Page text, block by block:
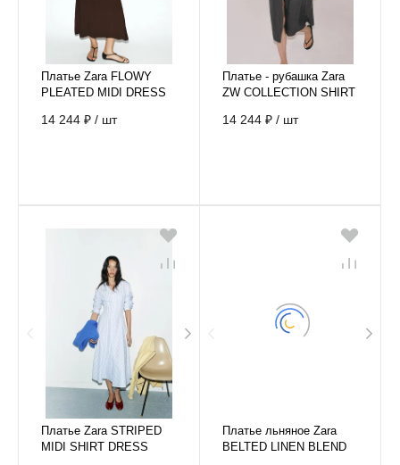
Платье Zara FLOWY
PLEATED MIDI DRESS
14 244 ₽ / шт
Платье - рубашка Zara
ZW COLLECTION SHIRT
14 244 ₽ / шт
Платье Zara STRIPED
MIDI SHIRT DRESS
Платье льняное Zara
BELTED LINEN BLEND